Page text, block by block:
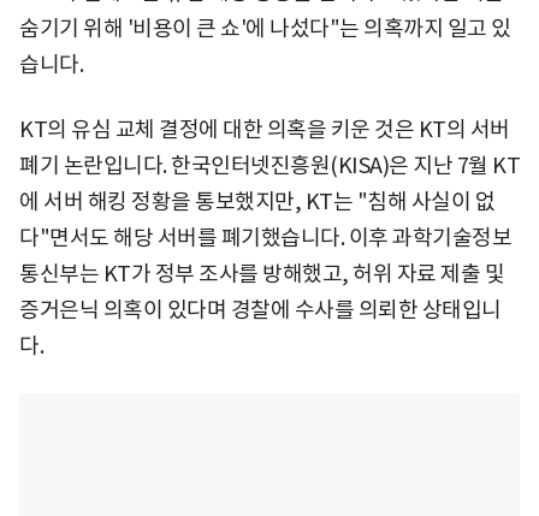
숨기기 위해 '비용이 큰 쇼'에 나섰다"는 의혹까지 일고 있
습니다.
KT의 유심 교체 결정에 대한 의혹을 키운 것은 KT의 서버
폐기 논란입니다. 한국인터넷진흥원(KISA)은 지난 7월 KT
에 서버 해킹 정황을 통보했지만, KT는 "침해 사실이 없
다"면서도 해당 서버를 폐기했습니다. 이후 과학기술정보
통신부는 KT가 정부 조사를 방해했고, 허위 자료 제출 및
증거은닉 의혹이 있다며 경찰에 수사를 의뢰한 상태입니
다.